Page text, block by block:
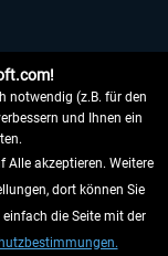
notwendig (z.B. für den
und Ihnen ein
Alle akzeptieren. Weitere
dort können Sie
einfach die Seite mit der